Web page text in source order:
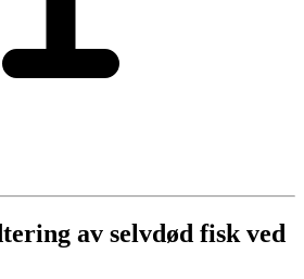
av selvdød fisk ved